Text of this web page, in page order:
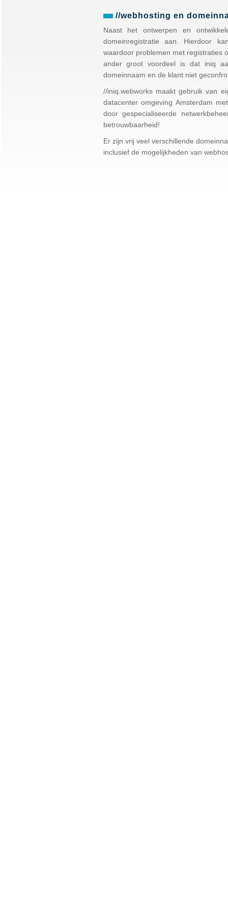
//webhosting en
Naast het ontwerpen en
domeinregistratie aan. Hierdoor
waardoor problemen met registraties
ander groot voordeel is dat iniq
domeinnaam en de klant niet
//iniq.webworks maakt gebruik van
datacenter omgeving Amsterdam
door gespecialiseerde
betrouwbaarheid!
Er zijn vrij veel verschillende
inclusief de mogelijkheden van